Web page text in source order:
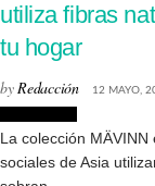
utiliza fibras
tu hogar
byRedacción 12 MAYO,
La colección
sociales de Asia